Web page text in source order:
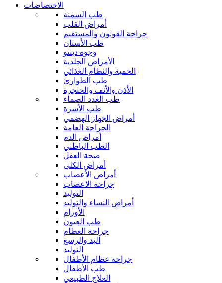
الاختصاصات
طب السمنة
أمراض القلب
جراحة القولون والمستقيم
طب الأسنان
وجوه دينتو
الأمراض الجلدية
الحمية والنظام الغذائي
طب الطوارئ
الأذن والأنف والحنجرة
طب الغدد الصماء
طب الأسرة
أمراض الجهاز الهضمي
الجراحة العامة
أمراض الدم
الطب الباطني
صحة العقل
أمراض الكلى
أمراض الأعصاب
جراحة الاعصاب
التوليد
أمراض النساء والتوليد
الأورام
طب العيون
جراحة العظام
اليد والرسغ
التوليد
جراحة عظام الأطفال
طب الأطفال
العلاج الطبيعي